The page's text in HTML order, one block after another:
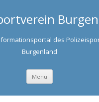
des
Burgenland
Menu Skip to content